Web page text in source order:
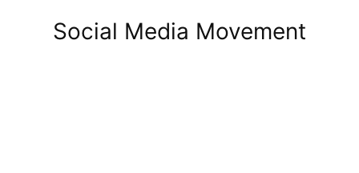
Social Media Movement